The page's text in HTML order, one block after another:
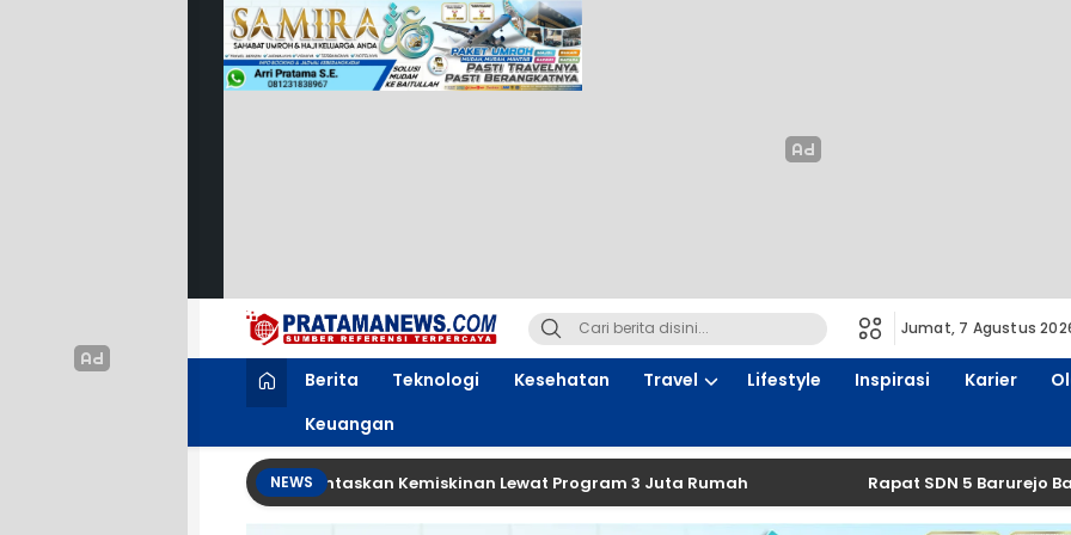
PratamaNews.com
Sumber Referensi Terpercaya
Jumat, 7 Agustus
Berita Teknologi Kesehatan Travel Lifestyle Inspirasi Karier
Keuangan
NEWS
Ajak Seluruh OPD Bersinergi Entaskan Kemiskinan Lewat Program 3 Juta Rumah Rapat SDN 5 Barurejo Bahas